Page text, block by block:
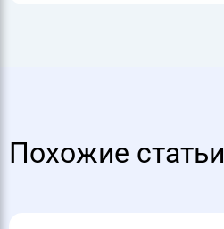
Похожие статьи